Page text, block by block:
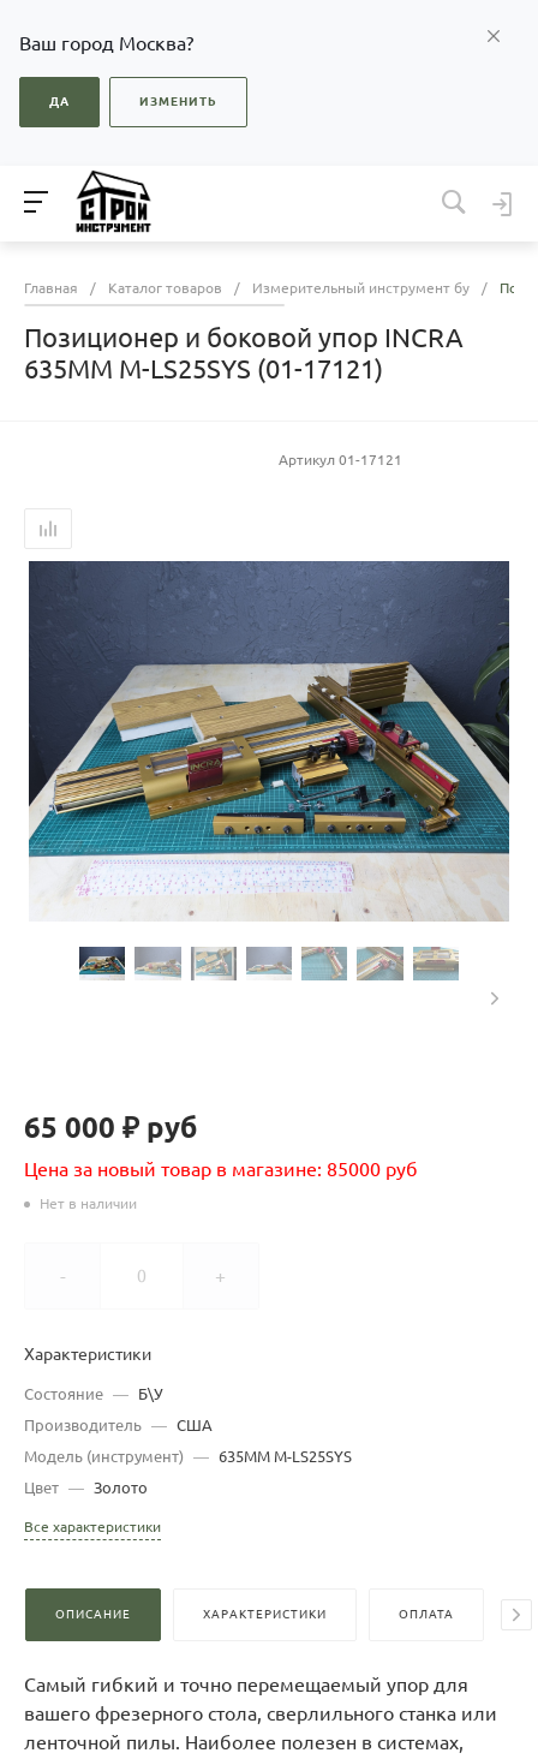
Ваш город Москва?
ДА ИЗМЕНИТЬ
Главная / Каталог товаров / Измерительный инструмент бу /
Позиционер и боковой упор INCRA
635ММ M-LS25SYS (01-17121)
Артикул 01-17121
65 000 ₽ руб
Цена за новый товар в магазине: 85000 руб
Нет в наличии
- +
Характеристики
Состояние —
Б\У
Производитель — США
Модель (инструмент)
— 635ММ M-LS25SYS
Цвет — Золото
Все характеристики
ОПИСАНИЕ ХАРАКТЕРИСТИКИ ОПЛАТА
Самый гибкий и точно перемещаемый упор для
вашего фрезерного стола, сверлильного станка или
ленточной пилы. Наиболее полезен в системах,